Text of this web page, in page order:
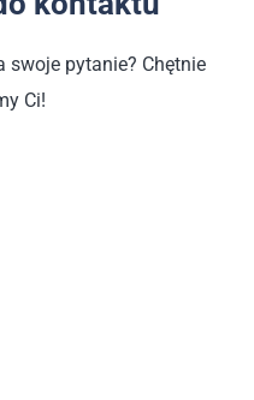
swoje pytanie? Chętnie
Ci!